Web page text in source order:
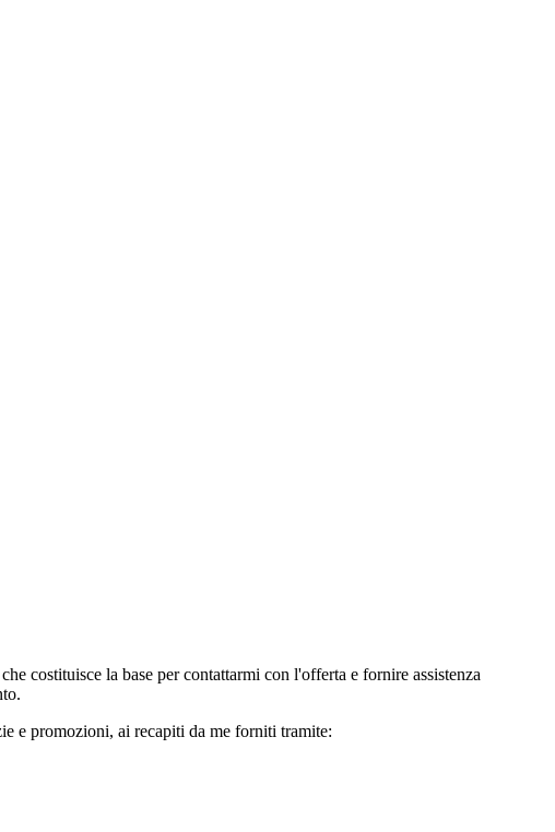
costituisce la base per contattarmi con l'offerta e fornire assistenza
e promozioni, ai recapiti da me forniti tramite: